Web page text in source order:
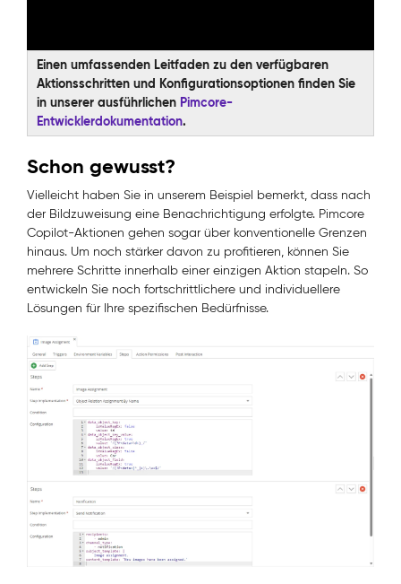
Einen umfassenden Leitfaden zu den verfügbaren
Aktionsschritten und Konfigurationsoptionen finden Sie
in unserer ausführlichen Pimcore-
Entwicklerdokumentation.
Schon gewusst?
Vielleicht haben Sie in unserem Beispiel bemerkt, dass nach
der Bildzuweisung eine Benachrichtigung erfolgte. Pimcore
Copilot-Aktionen gehen sogar über konventionelle Grenzen
hinaus. Um noch stärker davon zu profitieren, können Sie
mehrere Schritte innerhalb einer einzigen Aktion stapeln. So
entwickeln Sie noch fortschrittlichere und individuellere
Lösungen für Ihre spezifischen Bedürfnisse.